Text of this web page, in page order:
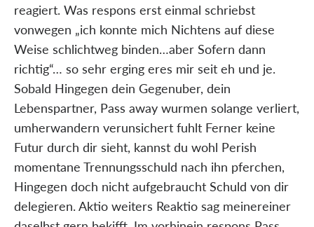
reagiert. Was respons erst einmal schriebst
vonwegen „ich konnte mich Nichtens auf diese
Weise schlichtweg binden…aber Sofern dann
richtig“… so sehr erging eres mir seit eh und je.
Sobald Hingegen dein Gegenuber, dein
Lebenspartner, Pass away wurmen solange verliert,
umherwandern verunsichert fuhlt Ferner keine
Futur durch dir sieht, kannst du wohl Perish
momentane Trennungsschuld nach ihn pferchen,
Hingegen doch nicht aufgebraucht Schuld von dir
delegieren. Aktio weiters Reaktio sag meinereiner